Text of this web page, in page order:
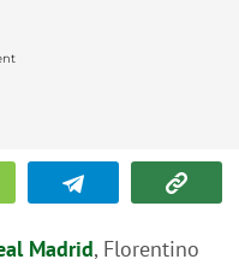
Madrid, Florentino